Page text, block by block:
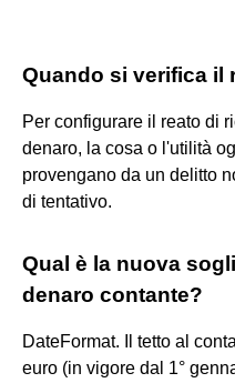
Quando si verifica il
Per configurare il reato di
denaro, la cosa o l'utilità
provengano da un delitto
di tentativo.
Qual è la nuova
denaro contante?
DateFormat. Il tetto al
euro (in vigore dal 1°